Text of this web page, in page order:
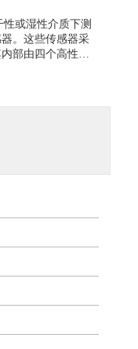
或湿性介质下测
。这些传感器采
部由四个高性
组成惠斯顿电
围内，-40~85℃的
非常灵活，可采
流供电时，压力
增加的电压不仅
当前传感器的温
介质，详细说明见
指令要求，设计